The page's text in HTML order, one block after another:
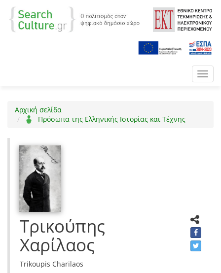
Αρχική σελίδα
Πρόσωπα της Ελληνικής Ιστορίας και Τέχνης
Τρικούπης
Χαρίλαος
Trikoupis Charilaos